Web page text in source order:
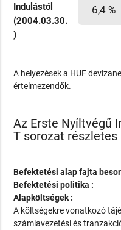
Indulástól
(2004.03.30.
)
6,4 %
A helyezések a HUF
értelmezendők.
Az Erste Nyíltvégű
T sorozat részletes
Befektetési alap fajta
Befektetési politika :
Alapköltségek :
A költségekre vonatkozó
számlavezetési és